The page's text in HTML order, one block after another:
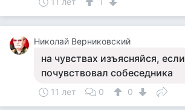
Николай Верниковский
на чувствах изъясняйся, если
почувствовал собеседника
11 лет 0 0